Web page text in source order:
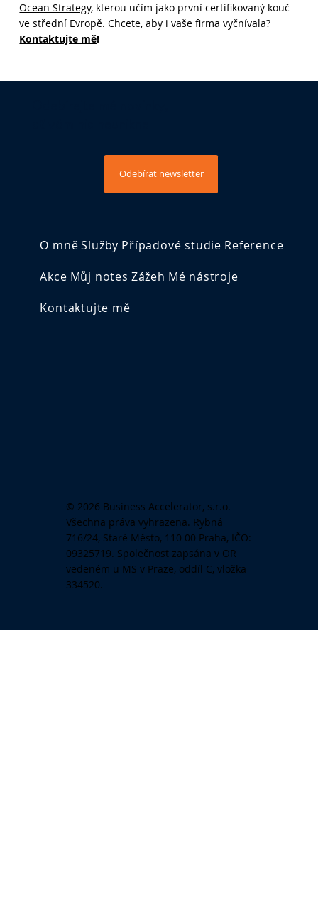
Ocean Strategy, kterou učím jako první certifikovaný kouč
ve střední Evropě. Chcete, aby i vaše firma vyčnívala?
Kontaktujte mě!
© 2026 Business Accelerator, s.r.o.
Všechna práva vyhrazena. Rybná
716/24, Staré Město, 110 00 Praha, IČO:
09325719. Společnost zapsána v OR
vedeném u MS v Praze, oddíl C, vložka
334520.
Odebírat newsletter
O mně Služby Případové studie Reference
Akce Můj notes Zážeh Mé nástroje
Kontaktujte mě